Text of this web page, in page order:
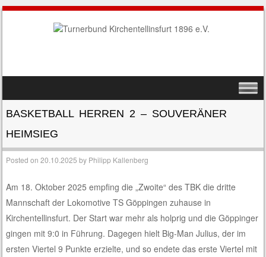
MENU
BASKETBALL HERREN 2 – SOUVERÄNER
HEIMSIEG
Posted on20.10.2025 by Philipp Kallenberg
Am 18. Oktober 2025 empfing die „Zwoite“ des TBK die dritte
Mannschaft der Lokomotive TS Göppingen zuhause in
Kirchentellinsfurt. Der Start war mehr als holprig und die Göppinger
gingen mit 9:0 in Führung. Dagegen hielt Big-Man Julius, der im
ersten Viertel 9 Punkte erzielte, und so endete das erste Viertel mit